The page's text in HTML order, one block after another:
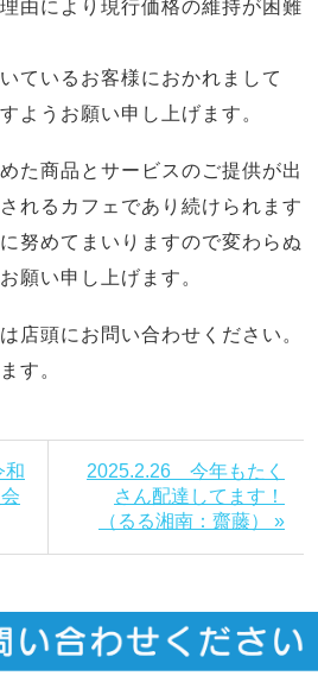
由により現行価格の維持が困難
ているお客様におかれまして
ようお願い申し上げます。
た商品とサービスのご提供が出
れるカフェであり続けられます
努めてまいりますので変わらぬ
願い申し上げます。
店頭にお問い合わせください。
す。
和
2025.2.26 今年もたく
さん配達してます！
（るる湘南：齋藤） »